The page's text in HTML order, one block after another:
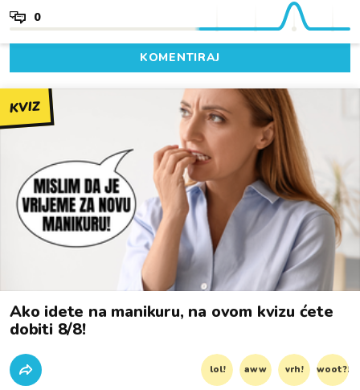
0
KOMENTIRAJ
KVIZ
Ako idete na manikuru, na ovom kvizu ćete
dobiti 8/8!
lol! aww vrh! woot?!